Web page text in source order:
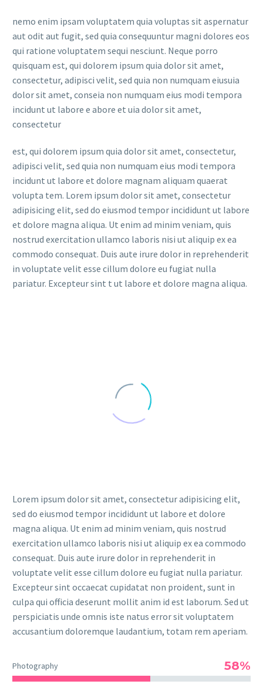
nemo enim ipsam voluptatem quia voluptas sit aspernatur
aut odit aut fugit, sed quia consequuntur magni dolores eos
qui ratione voluptatem sequi nesciunt. Neque porro
quisquam est, qui dolorem ipsum quia dolor sit amet,
consectetur, adipisci velit, sed quia non numquam eiusuia
dolor sit amet, conseia non numquam eius modi tempora
incidunt ut labore e abore et uia dolor sit amet,
consectetur
est, qui dolorem ipsum quia dolor sit amet, consectetur,
adipisci velit, sed quia non numquam eius modi tempora
incidunt ut labore et dolore magnam aliquam quaerat
volupta tem. Lorem ipsum dolor sit amet, consectetur
adipisicing elit, sed do eiusmod tempor incididunt ut labore
et dolore magna aliqua. Ut enim ad minim veniam, quis
nostrud exercitation ullamco laboris nisi ut aliquip ex ea
commodo consequat. Duis aute irure dolor in reprehenderit
in voluptate velit esse cillum dolore eu fugiat nulla
pariatur. Excepteur sint t ut labore et dolore magna aliqua.
Lorem ipsum dolor sit amet, consectetur adipisicing elit,
sed do eiusmod tempor incididunt ut labore et dolore
magna aliqua. Ut enim ad minim veniam, quis nostrud
exercitation ullamco laboris nisi ut aliquip ex ea commodo
consequat. Duis aute irure dolor in reprehenderit in
voluptate velit esse cillum dolore eu fugiat nulla pariatur.
Excepteur sint occaecat cupidatat non proident, sunt in
culpa qui officia deserunt mollit anim id est laborum. Sed ut
perspiciatis unde omnis iste natus error sit voluptatem
accusantium doloremque laudantium, totam rem aperiam.
Photography 58%